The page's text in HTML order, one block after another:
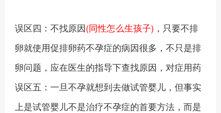
误区四：不找原因(同性怎么生孩子) ，只要不排
卵就使用促排卵药不孕症的病因很多，不只是排
卵问题，应在医生的指导下查找原因，对症用药
误区五：一旦不孕就想到去做试管婴儿，但事实
上是试管婴儿不是治疗不孕症的首要方法，而是